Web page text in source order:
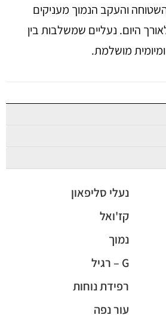
והעקב הנמוך מעניקים
היום. נעליים שמשלבות בין
מושלמת.
נעלי סליפאון
קז'ואל
נמוך
G – רגיל
רפידת נוחות
עור נפה